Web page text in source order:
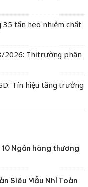
35 tấn heo nhiễm chất
2026: Thị trường phân
Tín hiệu tăng trưởng
Ngân hàng thương
Siêu Mẫu Nhí Toàn